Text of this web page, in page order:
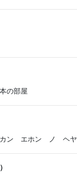
の部屋
カン エホン ノ ヘヤ